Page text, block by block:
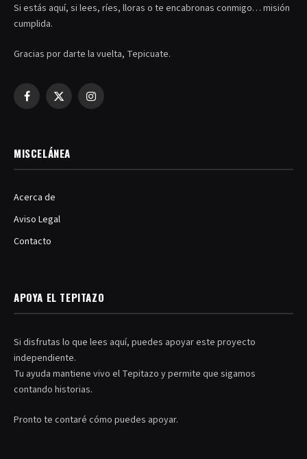
Si estás aquí, si lees, ríes, lloras o te encabronas conmigo… misión
cumplida.
Gracias por darte la vuelta, Tepicuate.
Facebook
X
Instagram
MISCELÁNEA
Acerca de
Aviso Legal
Contacto
APOYA EL TEPITAZO
Si disfrutas lo que lees aquí, puedes apoyar este proyecto
independiente.
Tu ayuda mantiene vivo el Tepitazo y permite que sigamos
contando historias.
Pronto te contaré cómo puedes apoyar.